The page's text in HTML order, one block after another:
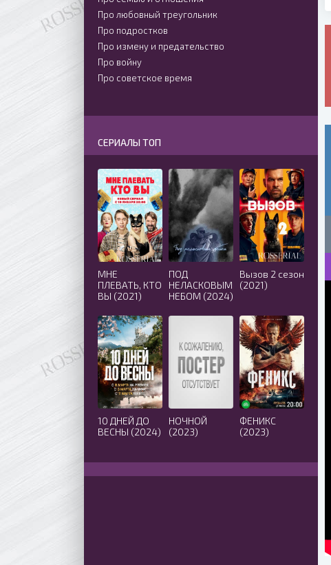
Про любовный треугольник
Про подростков
Про измену и предательство
Про войну
Про советское время
СЕРИАЛЫ ТОП
МНЕ
ПЛЕВАТЬ, КТО
ВЫ (2021)
ПОД
НЕЛАСКОВЫМ
НЕБОМ (2024)
Вызов 2 сезон
(2021)
10 ДНЕЙ ДО
ВЕСНЫ (2024)
НОЧНОЙ
(2023)
ФЕНИКС
(2023)